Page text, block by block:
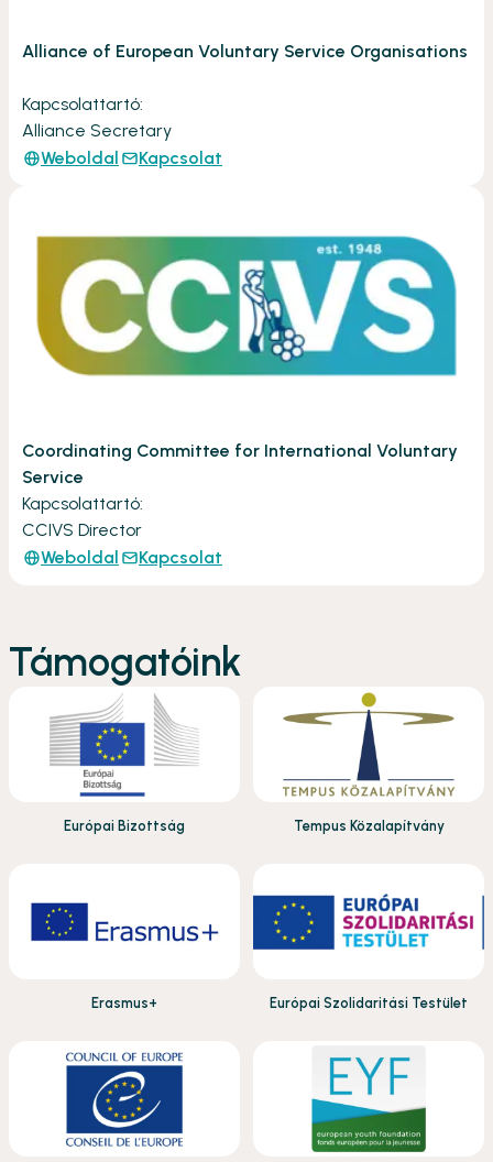
Alliance of European Voluntary Service Organisations
Kapcsolattartó:
Alliance Secretary
Weboldal
Kapcsolat
Coordinating Committee for International Voluntary
Service
Kapcsolattartó:
CCIVS Director
Weboldal
Kapcsolat
Támogatóink
Európai Bizottság Tempus Közalapítvány
Erasmus+ Európai Szolidaritási Testület